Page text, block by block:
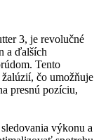
3, je revolučné
a ďalších
Tento
čo umožňuje
presnú pozíciu,
výkonu a